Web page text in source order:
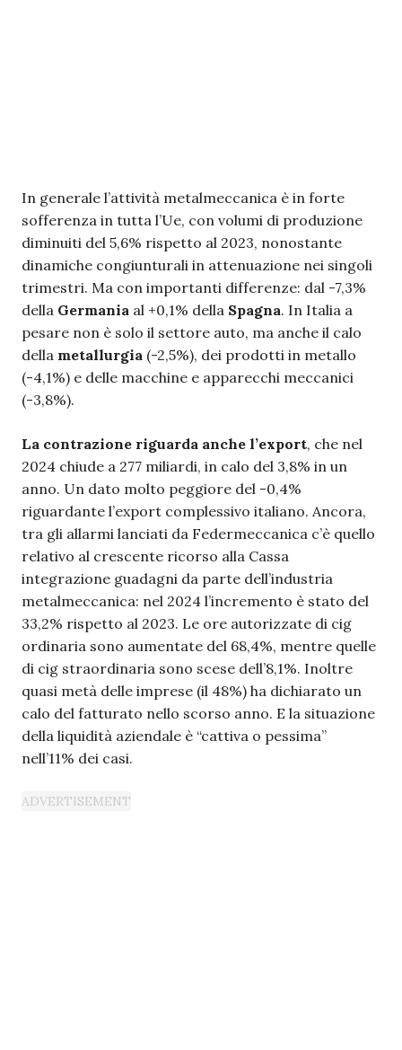
In generale l’attività metalmeccanica è in forte
sofferenza in tutta l’Ue, con volumi di produzione
diminuiti del 5,6% rispetto al 2023, nonostante
dinamiche congiunturali in attenuazione nei singoli
trimestri. Ma con importanti differenze: dal -7,3%
della Germania al +0,1% della Spagna. In Italia a
pesare non è solo il settore auto, ma anche il calo
della metallurgia (-2,5%), dei prodotti in metallo
(-4,1%) e delle macchine e apparecchi meccanici
(-3,8%).
La contrazione riguarda anche l’export, che nel
2024 chiude a 277 miliardi, in calo del 3,8% in un
anno. Un dato molto peggiore del -0,4%
riguardante l’export complessivo italiano. Ancora,
tra gli allarmi lanciati da Federmeccanica c’è quello
relativo al crescente ricorso alla Cassa
integrazione guadagni da parte dell’industria
metalmeccanica: nel 2024 l’incremento è stato del
33,2% rispetto al 2023. Le ore autorizzate di cig
ordinaria sono aumentate del 68,4%, mentre quelle
di cig straordinaria sono scese dell’8,1%. Inoltre
quasi metà delle imprese (il 48%) ha dichiarato un
calo del fatturato nello scorso anno. E la situazione
della liquidità aziendale è “cattiva o pessima”
nell’11% dei casi.